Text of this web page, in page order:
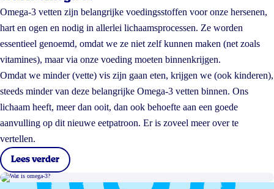
Omega-3 vetten zijn belangrijke voedingsstoffen voor onze hersenen,
hart en ogen en nodig in allerlei lichaamsprocessen. Ze worden
essentieel genoemd, omdat we ze niet zelf kunnen maken (net zoals
vitamines), maar via onze voeding moeten binnenkrijgen.
Omdat we minder (vette) vis zijn gaan eten, krijgen we (ook kinderen),
steeds minder van deze belangrijke Omega-3 vetten binnen. Ons
lichaam heeft, meer dan ooit, dan ook behoefte aan een goede
aanvulling op dit nieuwe eetpatroon. Er is zoveel meer over te
vertellen.
Lees verder